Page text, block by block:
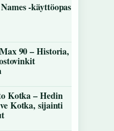
-käyttöopas
90 – Historia,
Kotka – Hedin
Kotka, sijainti